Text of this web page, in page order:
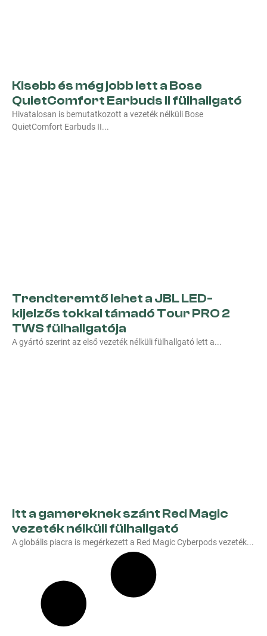
Kisebb és még jobb lett a Bose
QuietComfort Earbuds II fülhallgató
Hivatalosan is bemutatkozott a vezeték nélküli Bose
QuietComfort Earbuds II
Trendteremtő lehet a JBL LED-
kijelzős tokkal támadó Tour PRO 2
TWS fülhallgatója
A gyártó szerint az első vezeték nélküli fülhallgató lett a
Itt a gamereknek szánt Red Magic
vezeték nélküli fülhallgató
A globális piacra is megérkezett a Red Magic Cyberpods vezeték